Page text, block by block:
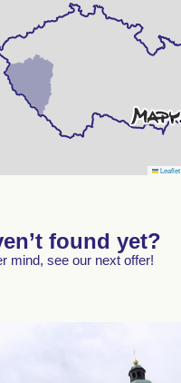
Leaflet
found yet?
mind, see our next offer!